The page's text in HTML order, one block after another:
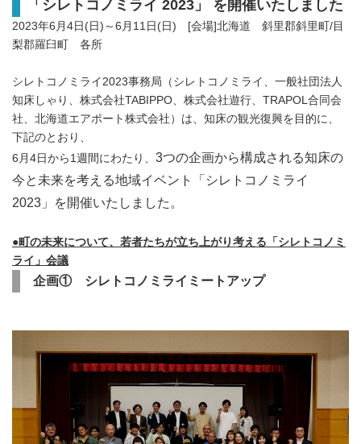
「シレトコノミライ 2023」 を開催いたしました
2023年6月4日(日)～6月11日(日) [会場]北海道 斜里郡斜里町/目
梨郡羅臼町 各所
シレトコノミライ2023事務局（シレトコノミライ、一般社団法人
知床しゃり、株式会社TABIPPO、株式会社遊行、TRAPOL合同会
社、北海道エアポート株式会社）は、知床の観光復興を目的に、
下記のとおり、
6月4日から1週間にわたり、 3つの企画から構成される知床の
今と未来を考える地域イベント
「シレトコノミライ
2023」を開催いたしました。
●町の未来について、若者たちが立ち上がり考える「シレトコノミ
ライ」会議
企画① シレトコノミライミートアップ